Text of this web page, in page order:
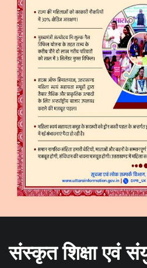
संस्कृत शिक्षा एवं